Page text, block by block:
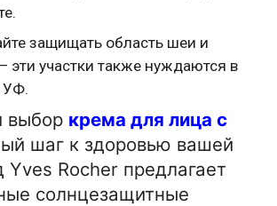
защищать область шеи и
эти участки также нуждаются в
УФ.
выбор крема для лица с
шаг к здоровью вашей
Rocher предлагает
солнцезащитные